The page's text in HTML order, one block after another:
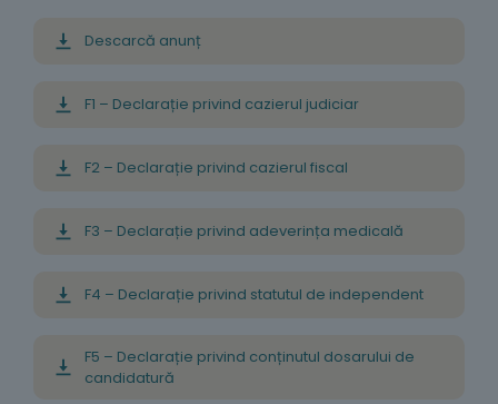
Descarcă anunț
F1 – Declarație privind cazierul judiciar
F2 – Declarație privind cazierul fiscal
F3 – Declarație privind adeverința medicală
F4 – Declarație privind statutul de independent
F5 – Declarație privind conținutul dosarului de
candidatură